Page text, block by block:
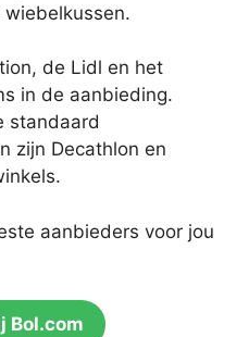
de Lidl en het
in de aanbieding.
standaard
zijn Decathlon en
aanbieders voor jou
Bol.com